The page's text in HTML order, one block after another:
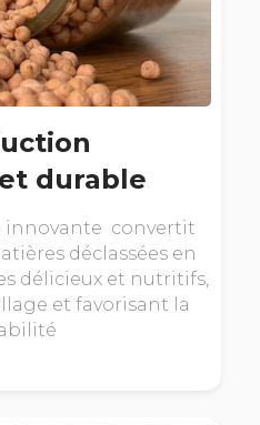
durable
innovante convertit
déclassées en
délicieux et nutritifs,
et favorisant la